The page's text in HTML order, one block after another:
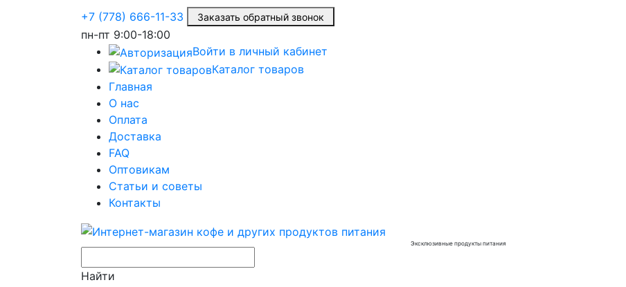
+7 (778) 666-11-33 Заказать обратный звонок
пн-пт 9:00-18:00
Войти в личный кабинет
Каталог товаров
Главная
О нас
Оплата
Доставка
FAQ
Оптовикам
Статьи и советы
Контакты
Эксклюзивные продукты питания
Найти